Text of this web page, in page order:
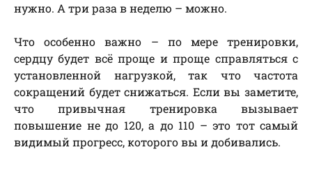
нужно. А три раза в неделю – можно.
Что особенно важно – по мере тренировки,
сердцу будет всё проще и проще справляться с
установленной нагрузкой, так что частота
сокращений будет снижаться. Если вы заметите,
что привычная тренировка вызывает
повышение не до 120, а до 110 – это тот самый
видимый прогресс, которого вы и добивались.